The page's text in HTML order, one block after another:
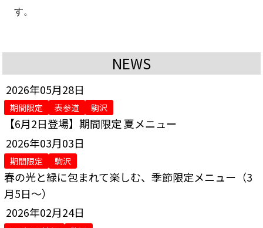
す。
NEWS
2026年05月28日
期間限定 表参道 駒沢
【6月2日登場】期間限定 夏メニュー
2026年03月03日
期間限定 駒沢
春の光と緑に包まれて楽しむ、季節限定メニュー（3
月5日～）
2026年02月24日